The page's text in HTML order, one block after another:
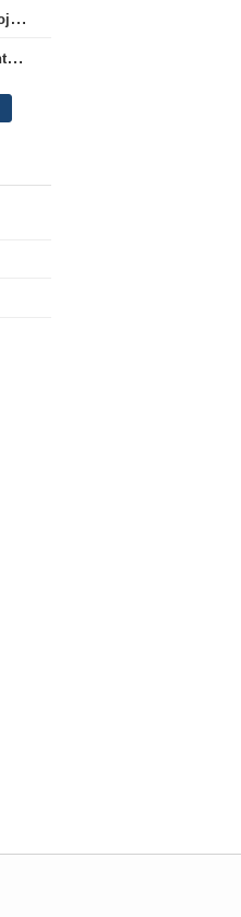
Lietuvos klubų pasirodymai Europoje: patirti pralaimėjimai Kroatijos atstovams
Turo anonsas: tiesioginių konkurentų dvikova Gargžduose